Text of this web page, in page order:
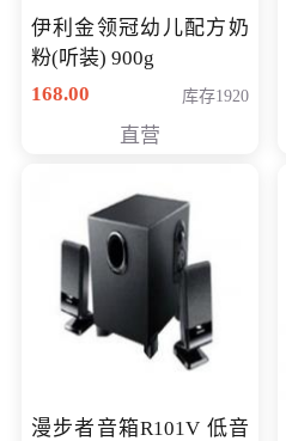
伊利金领冠幼儿配方奶
粉(听装) 900g
168.00
库存1920
直营
漫步者音箱R101V 低音